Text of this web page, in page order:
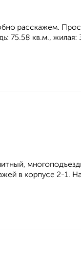
расскажем.
75.58 кв.м., жилая:
в корпусе 2-1.